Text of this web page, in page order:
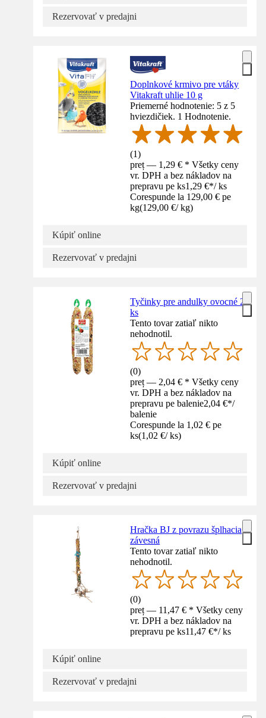
Rezervovať v predajni
Doplnkové krmivo pre vtáky
Vitakraft uhlie 10 g
Priemerné hodnotenie: 5 z 5
hviezdičiek. 1 Hodnotenie.
(1)
preț — 1,29 € * Všetky ceny
vr. DPH a bez nákladov na
prepravu pe ks1,29 €*/ ks
Corespunde la 129,00 € pe
kg(129,00 €/ kg)
Kúpiť online
Rezervovať v predajni
Tyčinky pre andulky ovocné 2
ks
Tento tovar zatiaľ nikto
nehodnotil.
(0)
preț — 2,04 € * Všetky ceny
vr. DPH a bez nákladov na
prepravu pe balenie2,04 €*/
balenie
Corespunde la 1,02 € pe
ks(1,02 €/ ks)
Kúpiť online
Rezervovať v predajni
Hračka BJ z povrazu šplhacia
závesná
Tento tovar zatiaľ nikto
nehodnotil.
(0)
preț — 11,47 € * Všetky ceny
vr. DPH a bez nákladov na
prepravu pe ks11,47 €*/ ks
Kúpiť online
Rezervovať v predajni